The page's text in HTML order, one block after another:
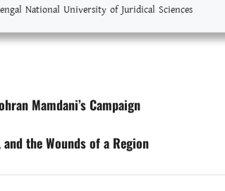
National University of Juridical Sciences
Mamdani’s Campaign
the Wounds of a Region